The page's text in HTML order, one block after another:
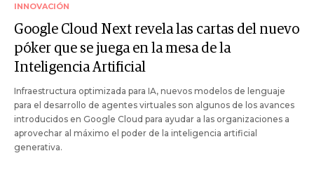
INNOVACIÓN
Google Cloud Next revela las cartas del nuevo
póker que se juega en la mesa de la
Inteligencia Artificial
Infraestructura optimizada para IA, nuevos modelos de lenguaje
para el desarrollo de agentes virtuales son algunos de los avances
introducidos en Google Cloud para ayudar a las organizaciones a
aprovechar al máximo el poder de la inteligencia artificial
generativa.